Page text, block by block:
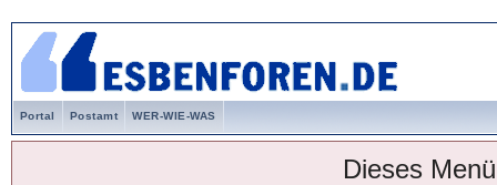
Portal Postamt WER-WIE-WAS
Dieses